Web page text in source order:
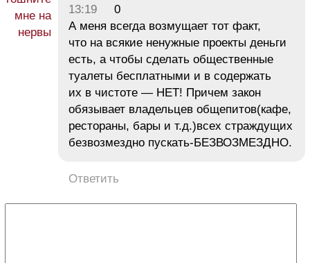
13:19
0
А меня всегда возмущает тот факт,
что на всякие ненужные проекты деньги
есть, а чтобы сделать общественные
туалеты бесплатными и в содержать
их в чистоте — НЕТ! Причем закон
обязывает владельцев общепитов(кафе,
рестораны, бары и т.д.)всех страждущих
безвозмездно пускать-БЕЗВОЗМЕЗДНО.
Ответить